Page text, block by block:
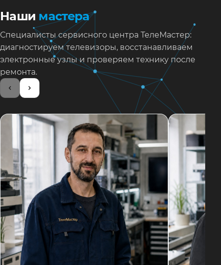
Наши мастера
Специалисты сервисного центра ТелеМастер:
диагностируем телевизоры, восстанавливаем
электронные узлы и проверяем технику после
ремонта.